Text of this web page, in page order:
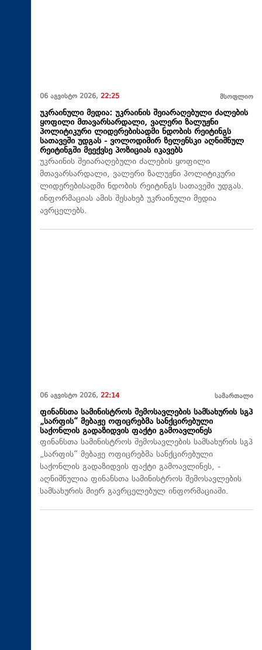
06 აგვისტო 2026, 22:25 მსოფლიო
უკრაინული მედია: უკრაინის შეიარაღებული ძალების
ყოფილი მთავარსარდალი, ვალერი ზალუჟნი
პოლიტიკური ლიდერებისადმი ნდობის რეიტინგს
სათავეში უდგას - ვოლოდიმირ ზელენსკი აღნიშნულ
რეიტინგში მეექვსე პოზიციას იკავებს
უკრაინის შეიარაღებული ძალების ყოფილი
მთავარსარდალი, ვალერი ზალუჟნი პოლიტიკური
ლიდერებისადმი ნდობის რეიტინგს სათავეში უდგას.
ინფორმაციას ამის შესახებ უკრაინული მედია
ავრცელებს.
06 აგვისტო 2026, 22:14 სამართალი
ფინანსთა სამინისტროს შემოსავლების სამსახურის სგპ
„სარფის“ მებაჟე ოფიცრებმა სანქცირებული
საქონლის გადაზიდვის ფაქტი გამოავლინეს
ფინანსთა სამინისტროს შემოსავლების სამსახურის სგპ
„სარფის“ მებაჟე ოფიცრებმა სანქცირებული
საქონლის გადაზიდვის ფაქტი გამოავლინეს, -
აღნიშნულია ფინანსთა სამინისტროს შემოსავლების
სამსახურის მიერ გავრცელებულ ინფორმაციაში.